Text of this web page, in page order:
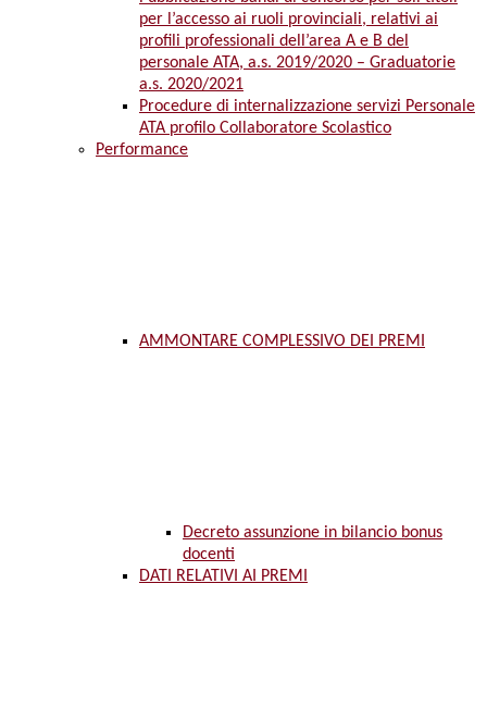
per l’accesso ai ruoli provinciali, relativi ai
profili professionali dell’area A e B del
personale ATA, a.s. 2019/2020 – Graduatorie
a.s. 2020/2021
Procedure di internalizzazione servizi Personale
ATA profilo Collaboratore Scolastico
Performance
AMMONTARE COMPLESSIVO DEI PREMI
Decreto assunzione in bilancio bonus
docenti
DATI RELATIVI AI PREMI